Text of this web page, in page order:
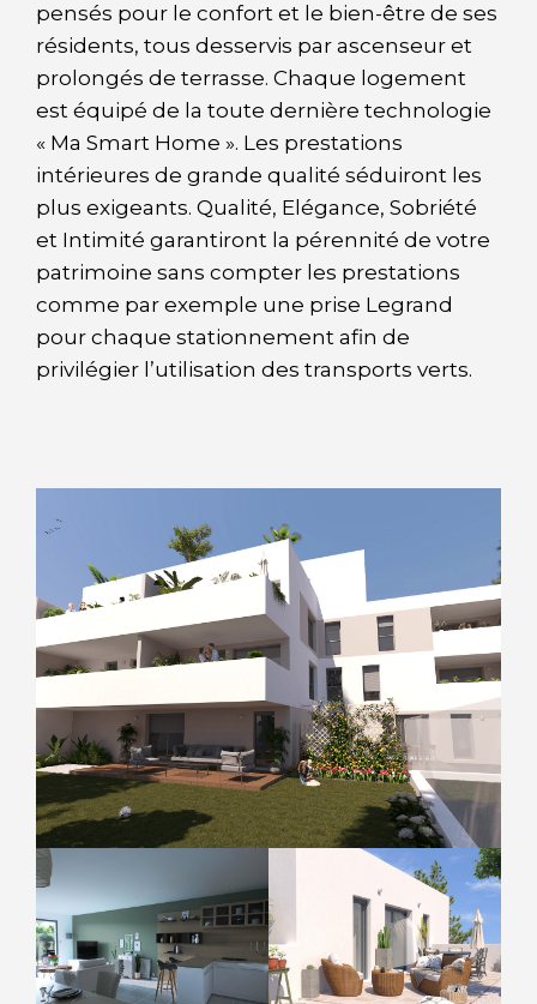
pensés pour le confort et le bien-être de ses
résidents, tous desservis par ascenseur et
prolongés de terrasse. Chaque logement
est équipé de la toute dernière technologie
« Ma Smart Home ». Les prestations
intérieures de grande qualité séduiront les
plus exigeants. Qualité, Elégance, Sobriété
et Intimité garantiront la pérennité de votre
patrimoine sans compter les prestations
comme par exemple une prise Legrand
pour chaque stationnement afin de
privilégier l’utilisation des transports verts.